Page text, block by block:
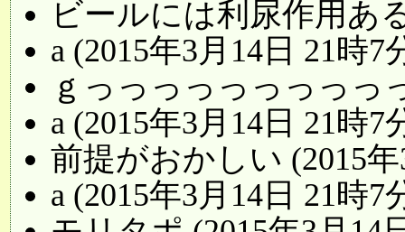
ビールには利尿作用あ
a (2015年3月14日 21時7
ｇっっっっっっっっっ
a (2015年3月14日 21時7
前提がおかしい (2015
a (2015年3月14日 21時7